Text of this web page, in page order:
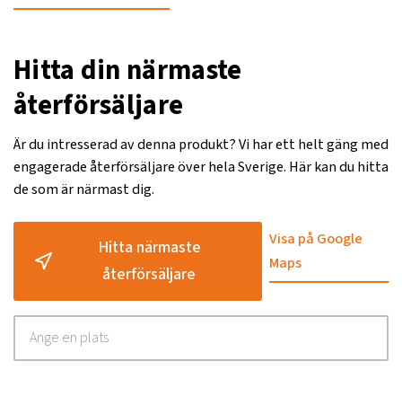
Hitta din närmaste
återförsäljare
Är du intresserad av denna produkt? Vi har ett helt gäng med
engagerade återförsäljare över hela Sverige. Här kan du hitta
de som är närmast dig.
Hitta närmaste
återförsäljare
Visa på Google
Maps